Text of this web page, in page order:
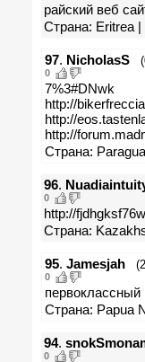
райский веб
Страна: Eritrea |
97. NicholasS
0
7%3#DNwk
http://
http://
http://
Страна:
96.
0
http://
Страна:
95. Jamesjah
0
первоклассный
Страна: Papua
94.
0